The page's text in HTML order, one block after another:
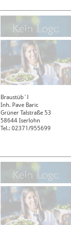
Braustüb´l
Inh. Pave Baric
Grüner Talstraße 53
58644 Iserlohn
Tel.: 02371/955699